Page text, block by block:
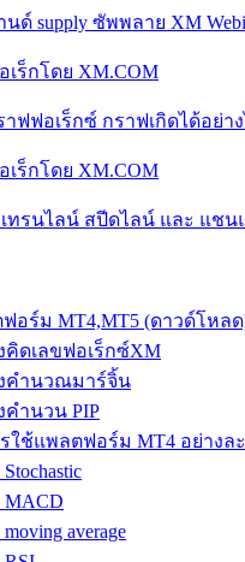
นด์ supply ซัพพลาย XM
เร็กโดย XM.COM
ฟฟอเร็กซ์ กราฟเกิดได้อย่าง
เร็กโดย XM.COM
ทรนไลน์ สปีดไลน์ และ แชน
อร์ม MT4,MT5 (ดาวด์โหล
คิดเลขฟอเร็กซ์XM
คำนวณมาร์จิ้น
คำนวน PIP
ใช้แพลตฟอร์ม MT4 อย่างล
average